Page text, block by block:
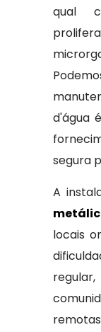
qual
d'água
segura
A
locais